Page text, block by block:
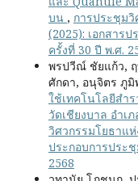
บน , การประชุม
(2025): เอกสาร
ครั้งที่ 30 ปี พ.ศ.
พรปวีณ์ ชัยแก้ว,
ศักดา, อนุจิตร ภู
ใช้เทคโนโลยีสำ
วัดเชียงบาล อำเ
วิศวกรรมโยธาแ
ประกอบการประ
2568